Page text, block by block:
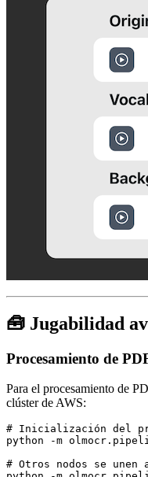
🧰 Jugabilidad
Procesamiento de
Para el procesamiento de
clúster de AWS:
# Inicialización del
python -m
# Otros nodos se